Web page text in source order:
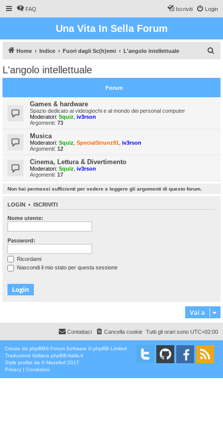
FAQ Login
Iscriviti
Una Vita In Sella Forum
Home Indice Fuori dagli Sc(h)emi L'angolo intellettuale
a
L'angolo intellettuale
Forum
Games & hardware
Spazio dedicato ai videogiochi e al mondo dei personal computer
Moderatori: Squiz iv3rson
Argomenti: 73
Musica
Moderatori: Squiz SpecialStrunz91 iv3rson
Argomenti: 12
Cinema, Lettura & Divertimento
Moderatori: Squiz iv3rson
Argomenti: 17
Non hai permessi sufficienti per vedere e leggere gli argomenti di questo forum.
LOGIN • ISCRIVITI
Nome utente:
Password:
Ricordami
Nascondi il mio stato per questa sessione
Vai a
Tutti gli orari sono UTC+02:00
Cancella cookie
Contattaci
Creato da phpBB® Forum Software © phpBB Limited
Traduzione Italiana phpBB-Italia.it
Style proflat da ©Mazeltof 2017
Privacy | Condizioni